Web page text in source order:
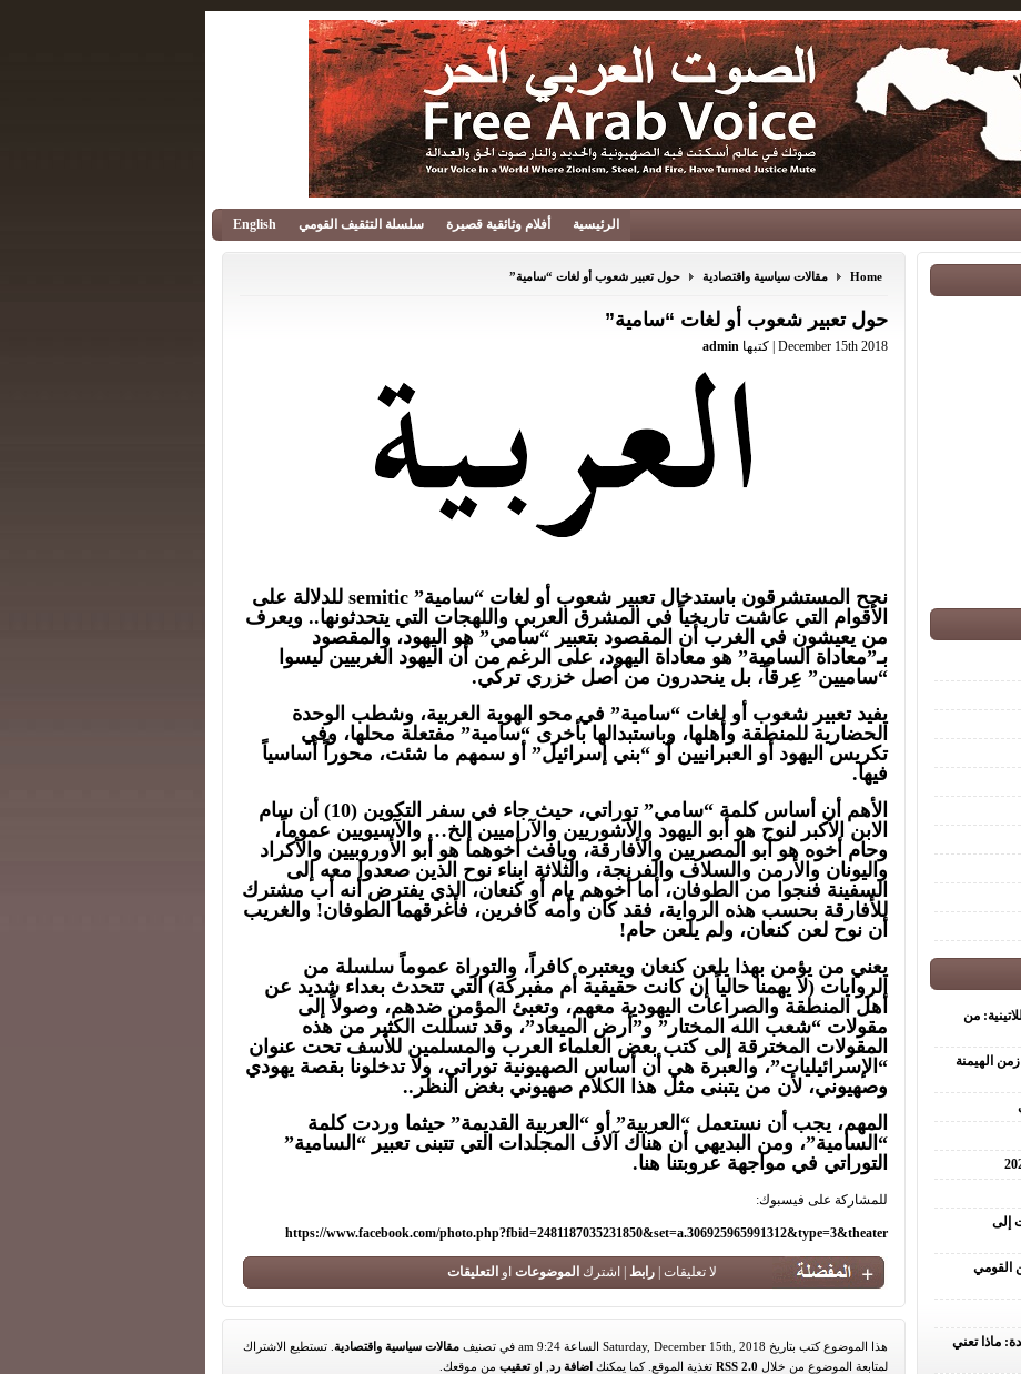
الرئيسية أفلام وثائقية قصيرة سلسلة التثقيف القومي English
Home مقالات سياسية واقتصادية حول تعبير شعوب أو لغات “سامية”
حول تعبير شعوب أو لغات “سامية”
December 15th 2018 | كتبها admin
نجح المستشرقون باستدخال تعبير شعوب أو لغات “سامية” semitic للدلالة على
الأقوام التي عاشت تاريخياً في المشرق العربي واللهجات التي يتحدثونها.. ويعرف
من يعيشون في الغرب أن المقصود بتعبير “سامي” هو اليهود، والمقصود
بـ”معاداة السامية” هو معاداة اليهود، على الرغم من أن اليهود الغربيين ليسوا
“ساميين” عِرقاً، بل ينحدرون من أصل خزري تركي.
يفيد تعبير شعوب أو لغات “سامية” في محو الهوية العربية، وشطب الوحدة
الحضارية للمنطقة وأهلها، وباستبدالها بأخرى “سامية” مفتعلة محلها، وفي
تكريس اليهود أو العبرانيين أو “بني إسرائيل” أو سمهم ما شئت، محوراً أساسياً
فيها.
الأهم أن أساس كلمة “سامي” توراتي، حيث جاء في سفر التكوين (10) أن سام
الابن الأكبر لنوح هو أبو اليهود والآشوريين والآراميين إلخ… والآسيويين عموماً،
وحام أخوه هو أبو المصريين والأفارقة، ويافث أخوهما هو أبو الأوروبيين والأكراد
واليونان والأرمن والسلاف والفرنجة، والثلاثة ابناء نوح الذين صعدوا معه إلى
السفينة فنجوا من الطوفان، أما أخوهم يام أو كنعان، الذي يفترض أنه أب مشترك
للأفارقة بحسب هذه الرواية، فقد كان وأمه كافرين، فأغرقهما الطوفان! والغريب
أن نوح لعن كنعان، ولم يلعن حام!
يعني من يؤمن بهذا يلعن كنعان ويعتبره كافراً، والتوراة عموماً سلسلة من
الروايات (لا يهمنا حالياً إن كانت حقيقية أم مفبركة) التي تتحدث بعداء شديد عن
أهل المنطقة والصراعات اليهودية معهم، وتعبئ المؤمن ضدهم، وصولاً إلى
مقولات “شعب الله المختار” و”أرض الميعاد”، وقد تسللت الكثير من هذه
المقولات المخترقة إلى كتب بعض العلماء العرب والمسلمين للأسف تحت عنوان
“الإسرائيليات”، والعبرة هي أن أساس الصهيونية توراتي، ولا تدخلونا بقصة يهودي
وصهيوني، لأن من يتبنى مثل هذا الكلام صهيوني بغض النظر..
المهم، يجب أن نستعمل “العربية” أو “العربية القديمة” حيثما وردت كلمة
“السامية”، ومن البديهي أن هناك آلاف المجلدات التي تتبنى تعبير “السامية”
التوراتي في مواجهة عروبتنا هنا.
للمشاركة على فيسبوك:
https://www.facebook.com/photo.php?fbid=2481187035231850&set=a.306925965991312&type=3&theater
لا تعليقات |رابط | اشتركالموضوعات اوالتعليقات
هذا الموضوع كتب بتاريخ Saturday, December 15th, 2018 الساعة 9:24 am في تصنيف مقالات سياسية واقتصادية . تستطيع الاشتراك
لمتابعة الموضوع من خلال RSS 2.0 تغذية الموقع. كما يمكنكاضافة رد , اوتعقيب من موقعك.
من
الهيمنة
إلى
القومي
ماذا تعني